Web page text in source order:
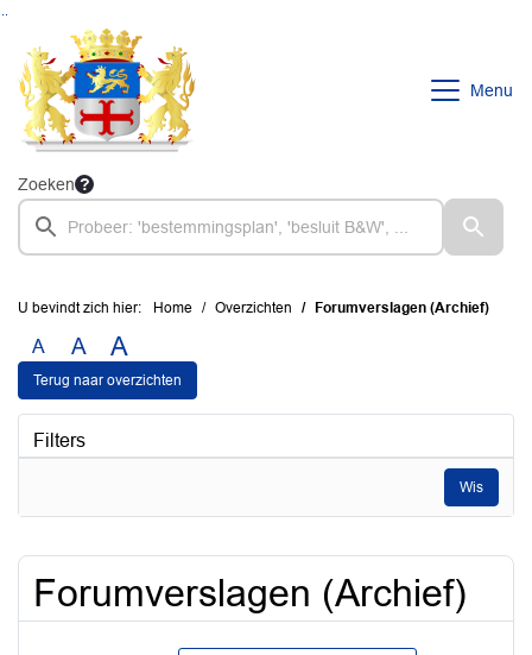
Ga naar de inhoud van deze pagina
Ga naar het zoeken
Ga naar het menu
Menu
Zoeken
U bevindt zich hier: Home Overzichten Forumverslagen (Archief)
A A A
Terug naar overzichten
Filters
Wis
Forumverslagen (Archief)